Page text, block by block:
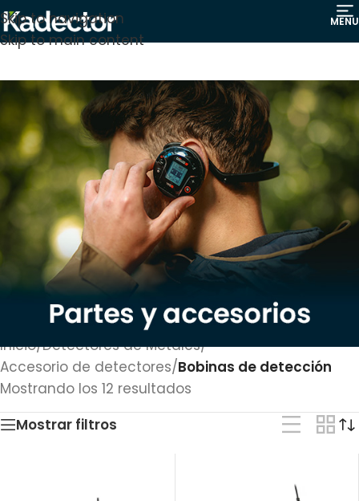
Skip to navigation
Skip to main content
MENU
Inicio/Detectores de Metales/
Accesorio de detectores/Bobinas de detección
Mostrando los 12 resultados
Mostrar filtros